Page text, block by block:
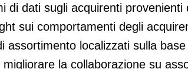
di dati sugli acquirenti provenienti
sui comportamenti degli
assortimento localizzati sulla
la collaborazione su